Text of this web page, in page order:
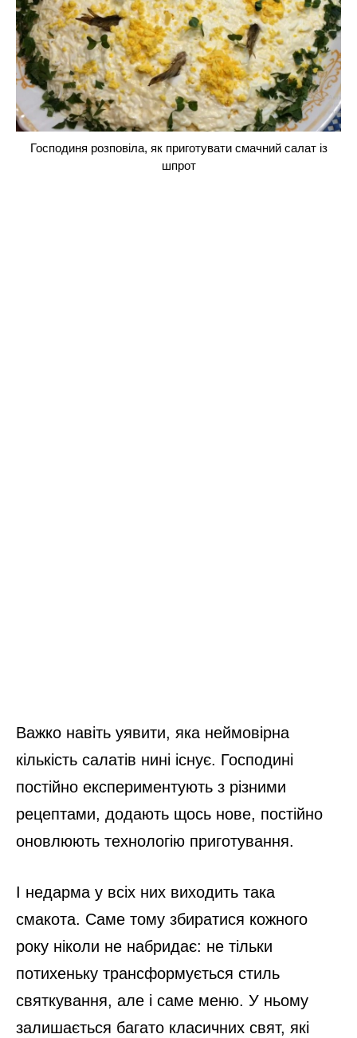
Господиня розповіла, як приготувати смачний салат із
шпрот
Важко навіть уявити, яка неймовірна
кількість салатів нині існує. Господині
постійно експериментують з різними
рецептами, додають щось нове, постійно
оновлюють технологію приготування.
І недарма у всіх них виходить така
смакота. Саме тому збиратися кожного
року ніколи не набридає: не тільки
потихеньку трансформується стиль
святкування, але і саме меню. У ньому
залишається багато класичних свят, які